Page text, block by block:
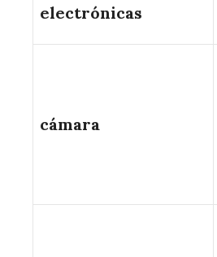
electrónicas
cámara